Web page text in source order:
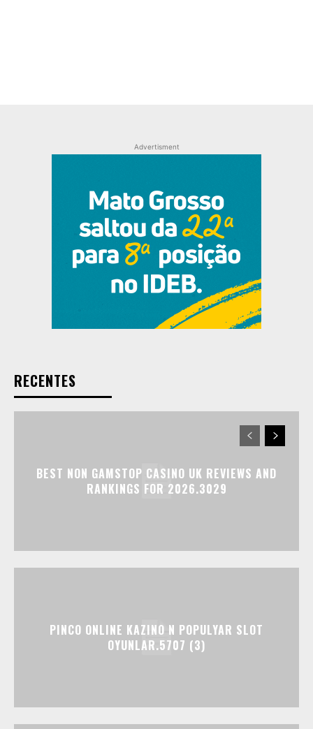
Advertisment
RECENTES
BEST NON GAMSTOP CASINO UK REVIEWS AND
RANKINGS FOR 2026.3029
PINCO ONLINE KAZINO N POPULYAR SLOT
OYUNLAR.5707 (3)